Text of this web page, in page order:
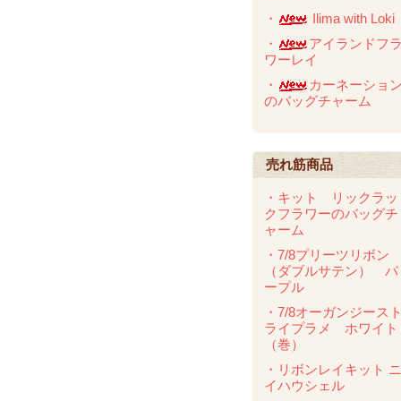
・
Ilima with Loki
・
アイランドフラ
ワーレイ
・
カーネーション
のバッグチャーム
売れ筋商品
・キット リックラッ
クフラワーのバッグチ
ャーム
・7/8プリーツリボン
（ダブルサテン） パ
ープル
・7/8オーガンジースト
ライプラメ ホワイト
（巻）
・リボンレイキット ニ
イハウシェル